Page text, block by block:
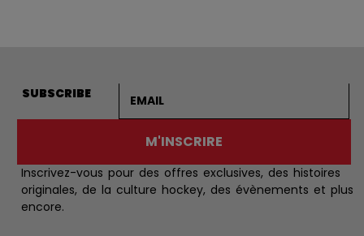
SUBSCRIBE
M'INSCRIRE
Inscrivez-vous pour des offres exclusives, des histoires
originales, de la culture hockey, des évènements et plus
encore.